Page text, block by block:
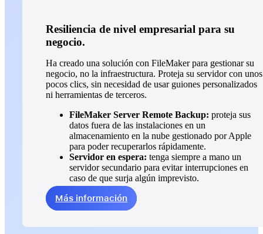
Resiliencia de nivel empresarial para su
negocio.
Ha creado una solución con FileMaker para gestionar su
negocio, no la infraestructura. Proteja su servidor con unos
pocos clics, sin necesidad de usar guiones personalizados
ni herramientas de terceros.
FileMaker Server Remote Backup: proteja sus
datos fuera de las instalaciones en un
almacenamiento en la nube gestionado por Apple
para poder recuperarlos rápidamente.
Servidor en espera: tenga siempre a mano un
servidor secundario para evitar interrupciones en
caso de que surja algún imprevisto.
Más información